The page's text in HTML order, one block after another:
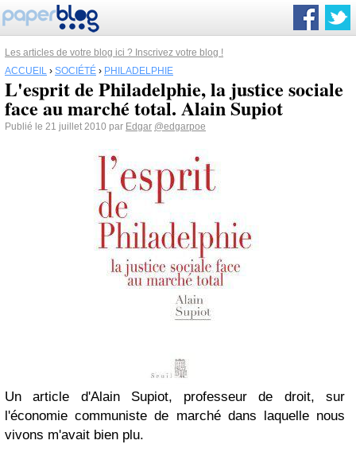
Les articles de votre blog ici ? Inscrivez votre blog !
ACCUEIL › SOCIÉTÉ › PHILADELPHIE
L'esprit de Philadelphie, la justice sociale
face au marché total. Alain Supiot
Publié le 21 juillet 2010 par Edgar @edgarpoe
Un article d'Alain Supiot, professeur de droit, sur
l'économie communiste de marché dans laquelle nous
vivons m'avait bien plu.